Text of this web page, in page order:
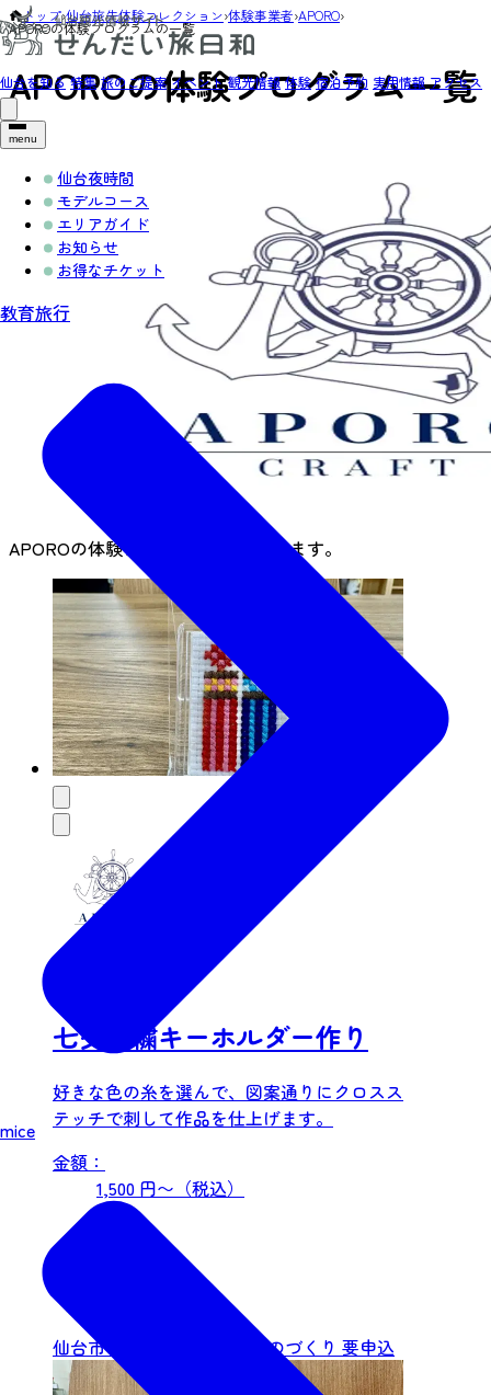
仙台を知る 特集 旅のご提案 イベント 観光情報 体験 宿泊予約 実用情報 アクセス
menu
仙台夜時間
モデルコース
エリアガイド
お知らせ
お得なチケット
教育旅行
mice
トップ›仙台旅先体験コレクション›体験事業者›APORO›
APOROの体験プログラムの一覧
APOROの体験プログラム一覧
APOROの体験プログラムは2件あります。
七夕刺繍キーホルダー作り
好きな色の糸を選んで、図案通りにクロスス
テッチで刺して作品を仕上げます。
金額：
1,500 円〜（税込）
仙台市中心部 伝統工芸・ものづくり 要申込